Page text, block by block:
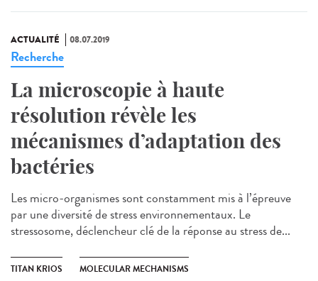
ACTUALITÉ 08.07.2019
Recherche
La microscopie à haute
résolution révèle les
mécanismes d’adaptation des
bactéries
Les micro-organismes sont constamment mis à l’épreuve
par une diversité de stress environnementaux. Le
stressosome, déclencheur clé de la réponse au stress de...
TITAN KRIOS MOLECULAR MECHANISMS